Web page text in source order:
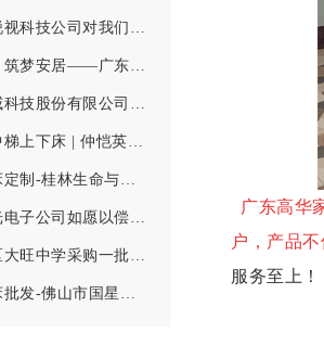
· 珠海安联锐视科技公司对我们的员工宿舍公寓床赞不绝口
· 十年携手，筑梦安居——广东高华家具有限公司助力长盈精密打造数万员工星级宿舍
· 广东博力威科技股份有限公司的实用上下二层床
· 学生连体中梯上下床 | 仲恺英光学校
· 学生公寓床定制-桂林生命与健康职业技术学院
· 四川九州光电子公司如愿以偿的采购职工都喜欢的东莞公寓床
· 肇庆高新区大旺中学采购一批环保结实价格合理的上下双层铁床
· 宿舍公寓床批发-佛山市国星半导体技术公司
广东高华
户， 产品不
服务至上！